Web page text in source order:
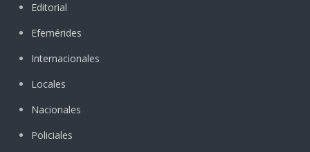
Editorial
Efemérides
Internacionales
Locales
Nacionales
Policiales